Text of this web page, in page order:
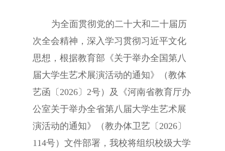
为全面贯彻党的二十大和二十届历
次全会精神，深入学习贯彻习近平文化
思想，根据教育部《关于举办全国第八
届大学生艺术展演活动的通知》（教体
艺函〔2026〕2号）及《河南省教育厅办
公室关于举办全省第八届大学生艺术展
演活动的通知》（教办体卫艺〔2026〕
114号）文件部署，我校将组织校级大学